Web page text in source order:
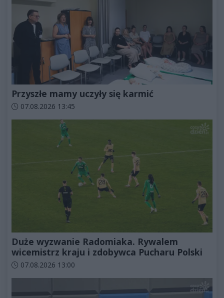
Przyszłe mamy uczyły się karmić
Data dodania artykułu:
07.08.2026 13:45
Duże wyzwanie Radomiaka. Rywalem
wicemistrz kraju i zdobywca Pucharu Polski
Data dodania artykułu:
07.08.2026 13:00